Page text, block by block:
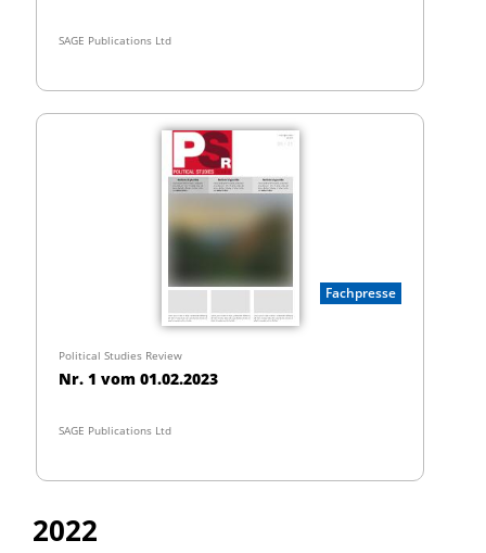
SAGE Publications Ltd
Fachpresse
Political Studies Review
Nr. 1 vom 01.02.2023
SAGE Publications Ltd
2022